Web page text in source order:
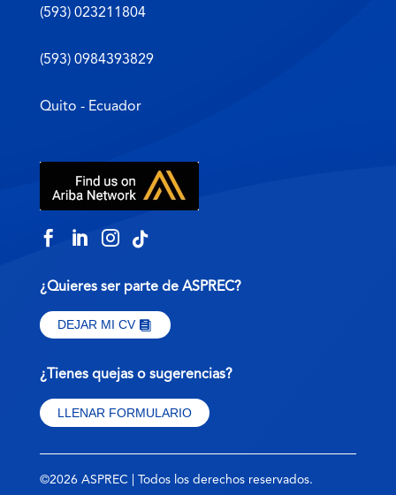
(593) 023211804
(593) 0984393829
Quito - Ecuador
   
¿Quieres ser parte de ASPREC?
DEJAR MI CV
¿Tienes quejas o sugerencias?
LLENAR FORMULARIO
©2026 ASPREC | Todos los derechos reservados.